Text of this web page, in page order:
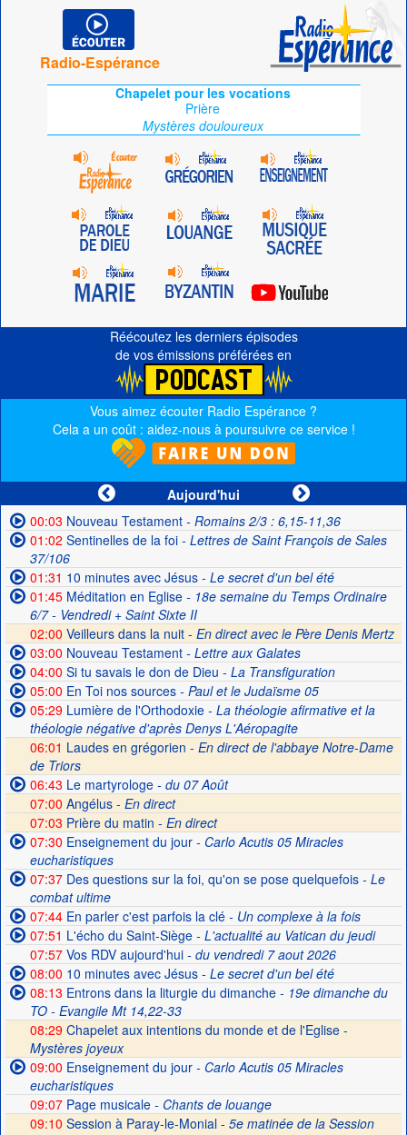
Radio-Espérance
Chapelet pour les vocations
Prière
Mystères douloureux
Réécoutez les derniers épisodes
de vos émissions préférées en
Vous aimez écouter Radio Espérance ?
Cela a un coût : aidez-nous à poursuivre ce service !
Aujourd'hui
00:03 Nouveau Testament- Romains 2/3 : 6,15-11,36
01:02 Sentinelles de la foi- Lettres de Saint François de Sales
37/106
01:31 10 minutes avec Jésus- Le secret d'un bel été
01:45Méditation en Eglise- 18e semaine du Temps Ordinaire
6/7 - Vendredi + Saint Sixte II
02:00 Veilleurs dans la nuit - En direct avec le Père Denis Mertz
03:00 Nouveau Testament- Lettre aux Galates
04:00 Si tu savais le don de Dieu - La Transfiguration
05:00 En Toi nos sources- Paul et le Judaïsme 05
05:29Lumière de l'Orthodoxie- La théologie afirmative et la
théologie négative d'après Denys L'Aéropagite
06:01 Laudes en grégorien - En direct de l'abbaye Notre-Dame
de Triors
06:43 Le martyrologe- du 07 Août
07:00 Angélus - En direct
07:03 Prière du matin - En direct
07:30 Enseignement du jour- Carlo Acutis 05 Miracles
eucharistiques
07:37Des questions sur la foi, qu'on se pose quelquefois- Le
combat ultime
07:44En parler c'est parfois la clé- Un complexe à la fois
07:51 L'écho du Saint-Siège- L'actualité au Vatican du jeudi
07:57Vos RDV aujourd'hui- du vendredi 7 aout 2026
08:00 10 minutes avec Jésus- Le secret d'un bel été
08:13 Entrons dans la liturgie du dimanche- 19e dimanche du
TO - Evangile Mt 14,22-33
08:29 Chapelet aux intentions du monde et de l'Eglise -
Mystères joyeux
09:00 Enseignement du jour- Carlo Acutis 05 Miracles
eucharistiques
09:07Page musicale- Chants de louange
09:10 Session à Paray-le-Monial - 5e matinée de la Session